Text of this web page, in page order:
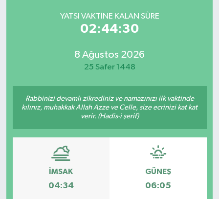
YATSI VAKTINE KALAN SÜRE
02:44:30
8 Ağustos 2026
25 Safer 1448
Rabbinizi devamlı zikrediniz ve namazınızı ilk vaktinde
kılınız, muhakkak Allah Azze ve Celle, size ecrinizi kat kat
verir. (Hadis-i şerif)
İMSAK
04:34
GÜNEŞ
06:05
Son Dakika Haberleri